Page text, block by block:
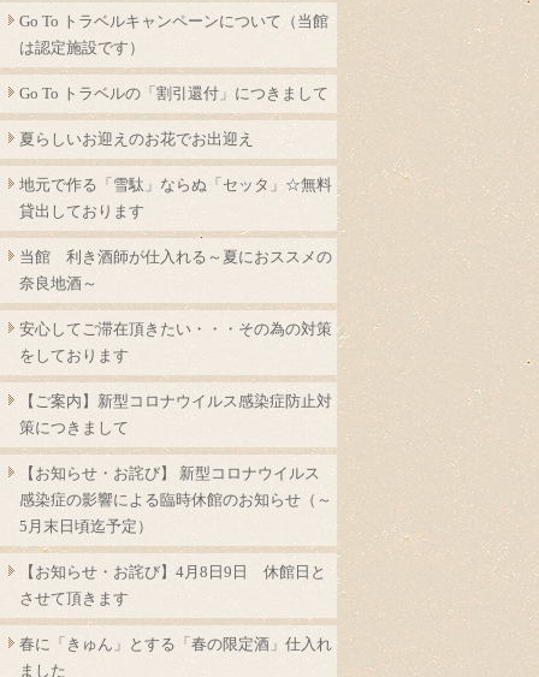
Go To トラベルキャンペーンについて（当館
は認定施設です）
Go To トラベルの「割引還付」につきまして
夏らしいお迎えのお花でお出迎え
地元で作る「雪駄」ならぬ「セッタ」☆無料
貸出しております
当館 利き酒師が仕入れる～夏におススメの
奈良地酒～
安心してご滞在頂きたい・・・その為の対策
をしております
【ご案内】新型コロナウイルス感染症防止対
策につきまして
【お知らせ・お詫び】 新型コロナウイルス
感染症の影響による臨時休館のお知らせ（～
5月末日頃迄予定）
【お知らせ・お詫び】4月8日9日 休館日と
させて頂きます
春に「きゅん」とする「春の限定酒」仕入れ
ました